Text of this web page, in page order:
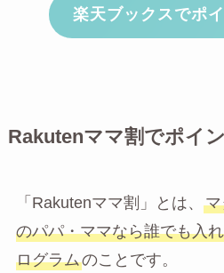
楽天ブックスでポ
Rakutenママ割でポイ
「Rakutenママ割」とは、
のパパ・ママなら誰でも入
ログラムのことです。